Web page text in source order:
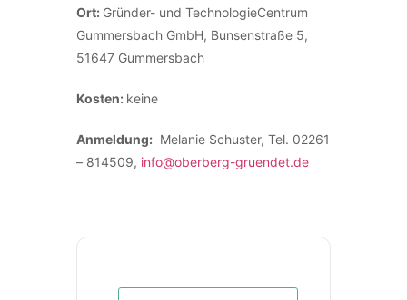
Ort: Gründer- und TechnologieCentrum
Gummersbach GmbH, Bunsenstraße 5,
51647 Gummersbach
Kosten: keine
Anmeldung: Melanie Schuster, Tel. 02261
– 814509, info@oberberg-gruendet.de